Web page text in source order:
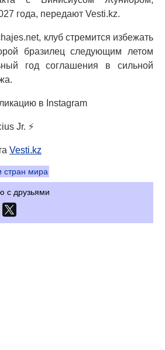
года, передают Vesti.kz.
клуб стремится избежать
бразилец следующим летом
год соглашения в сильной
в Instagram
Jr. ⚡️
Vesti.kz
стран мира
с друзьями